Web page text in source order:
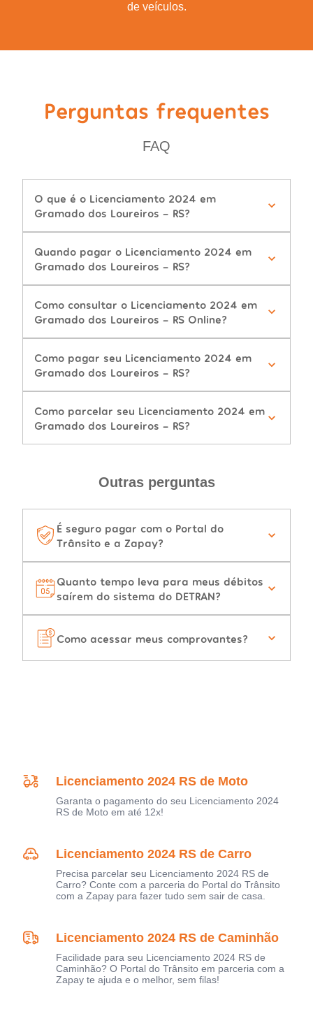
de veículos.
Perguntas frequentes
FAQ
O que é o Licenciamento 2024 em
Gramado dos Loureiros - RS?
Quando pagar o Licenciamento 2024 em
Gramado dos Loureiros - RS?
Como consultar o Licenciamento 2024 em
Gramado dos Loureiros - RS Online?
Como pagar seu Licenciamento 2024 em
Gramado dos Loureiros - RS?
Como parcelar seu Licenciamento 2024 em
Gramado dos Loureiros - RS?
Outras perguntas
É seguro pagar com o Portal do
Trânsito e a Zapay?
Quanto tempo leva para meus débitos
saírem do sistema do DETRAN?
Como acessar meus comprovantes?
Licenciamento 2024 RS de Moto
Garanta o pagamento do seu Licenciamento 2024
RS de Moto em até 12x!
Licenciamento 2024 RS de Carro
Precisa parcelar seu Licenciamento 2024 RS de
Carro? Conte com a parceria do Portal do Trânsito
com a Zapay para fazer tudo sem sair de casa.
Licenciamento 2024 RS de Caminhão
Facilidade para seu Licenciamento 2024 RS de
Caminhão? O Portal do Trânsito em parceria com a
Zapay te ajuda e o melhor, sem filas!